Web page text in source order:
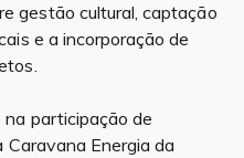
gestão cultural, captação
e a incorporação de
na participação de
Caravana Energia da